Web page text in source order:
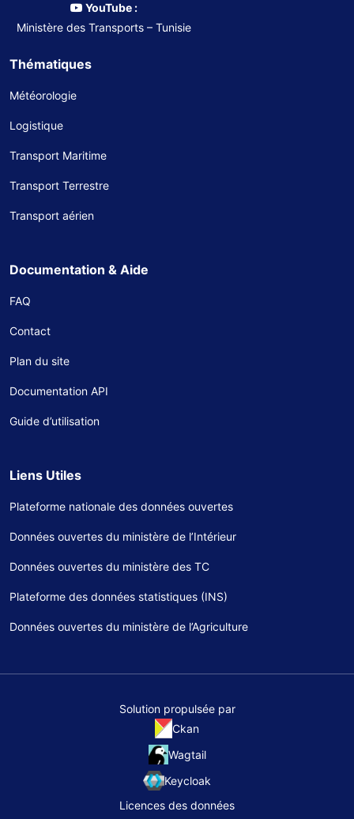
YouTube :
Ministère des Transports – Tunisie
Thématiques
Météorologie
Logistique
Transport Maritime
Transport Terrestre
Transport aérien
Documentation & Aide
FAQ
Contact
Plan du site
Documentation API
Guide d’utilisation
Liens Utiles
Plateforme nationale des données ouvertes
Données ouvertes du ministère de l’Intérieur
Données ouvertes du ministère des TC
Plateforme des données statistiques (INS)
Données ouvertes du ministère de l’Agriculture
Solution propulsée par
Ckan
Wagtail
Keycloak
Licences des données